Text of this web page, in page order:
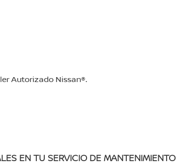
Autorizado Nissan®.
EN TU SERVICIO DE MANTENIMIENTO